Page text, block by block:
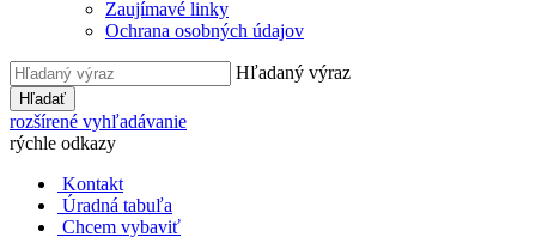
Zaujímavé linky
Ochrana osobných údajov
Hľadaný výraz
Hľadať
rozšírené vyhľadávanie
rýchle odkazy
Kontakt
Úradná tabuľa
Chcem vybaviť